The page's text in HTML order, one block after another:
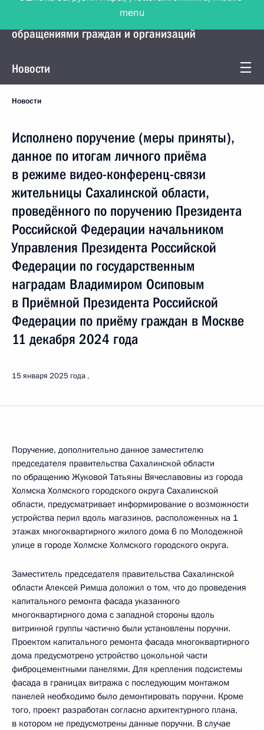
Управление Президента по работе с
обращениями граждан и организаций
Новости
Новости
Исполнено поручение (меры приняты),
данное по итогам личного приёма
в режиме видео-конференц-связи
жительницы Сахалинской области,
проведённого по поручению Президента
Российской Федерации начальником
Управления Президента Российской
Федерации по государственным
наградам Владимиром Осиповым
в Приёмной Президента Российской
Федерации по приёму граждан в Москве
11 декабря 2024 года
15 января 2025 года
Поручение, дополнительно данное заместителю
председателя правительства Сахалинской области
по обращению Жуковой Татьяны Вячеславовны из города
Холмска Холмского городского округа Сахалинской
области, предусматривает информирование о возможности
устройства перил вдоль магазинов, расположенных на 1
этажах многоквартирного жилого дома 6 по Молодежной
улице в городе Холмске Холмского городского округа.
Заместитель председателя правительства Сахалинской
области Алексей Римша доложил о том, что до проведения
капитального ремонта фасада указанного
многоквартирного дома с западной стороны вдоль
витринной группы частично были установлены поручни.
Проектом капитального ремонта фасада многоквартирного
дома предусмотрено устройство цокольной части
фиброцементными панелями. Для крепления подсистемы
фасада в границах витража с последующим монтажом
панелей необходимо было демонтировать поручни. Кроме
того, проект разработан согласно архитектурного плана,
в котором не предусмотрены данные поручни. В случае
menu